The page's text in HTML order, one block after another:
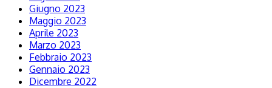
Giugno 2023
Maggio 2023
Aprile 2023
Marzo 2023
Febbraio 2023
Gennaio 2023
Dicembre 2022